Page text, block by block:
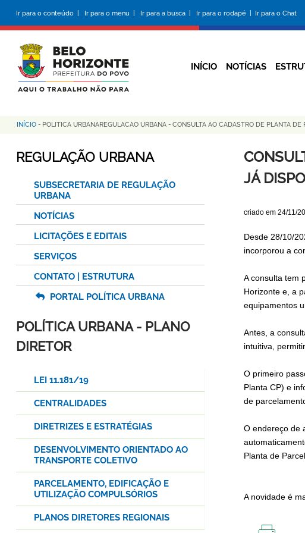
conteúdo
principal
Ir para o conteúdo | Ir para o menu | Ir para a busca | Ir para o rodapé | Ir para o Chat
INÍCIO NOTÍCIAS
Trilha
de
INÍCIO - POLITICA URBANAREGULACAO URBANA - CONSULTA AO CADASTRO DE PLANTA
JÁ
criado em 24/11/
Desde 28/10/
incorporou a
A consulta tem
Horizonte e, a
equipamentos
Antes, a
intuitiva,
O primeiro
Planta CP) e
de
O endereço de
Planta de
A novidade é
REGULAÇÃO URBANA
SUBSECRETARIA DE REGULAÇÃO
URBANA
NOTÍCIAS
LICITAÇÕES E EDITAIS
SERVIÇOS
CONTATO | ESTRUTURA
PORTAL POLÍTICA URBANA
POLÍTICA URBANA - PLANO
DIRETOR
LEI 11.181/19
CENTRALIDADES
DIRETRIZES E ESTRATÉGIAS
DESENVOLVIMENTO ORIENTADO AO
TRANSPORTE COLETIVO
PARCELAMENTO, EDIFICAÇÃO E
UTILIZAÇÃO COMPULSÓRIOS
PLANOS DIRETORES REGIONAIS